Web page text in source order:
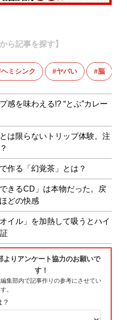
ら記事を探す】
ヘミシンク ヤバい 脳
感を味わえる!? “とぶ”カレー
は限らないトリップ体験。注
作る「幻覚茶」とは？
きるCD」は本物だった。戻
どの快感
イル」を加熱して吸うとハイ